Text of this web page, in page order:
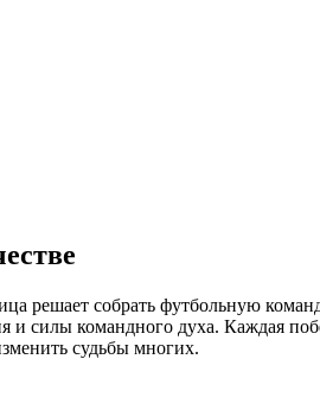
решает собрать футбольную
командного духа. Каждая
судьбы многих.